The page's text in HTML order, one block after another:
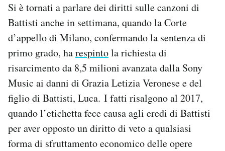
Si è tornati a parlare dei diritti sulle canzoni di
Battisti anche in settimana, quando la Corte
d’appello di Milano, confermando la sentenza di
primo grado, harespintola richiesta di
risarcimento da 8,5 milioni avanzata dalla Sony
Music ai danni di Grazia Letizia Veronese e del
figlio di Battisti, Luca. I fatti risalgono al 2017,
quando l’etichetta fece causa agli eredi di Battisti
per aver opposto un diritto di veto a qualsiasi
forma di sfruttamento economico delle opere